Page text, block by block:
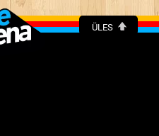
ÜLES